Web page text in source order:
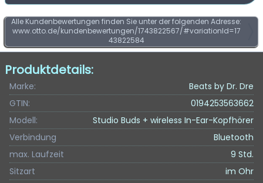
Alle Kundenbewertungen finden Sie unter der folgenden Adresse:
www.otto.de/kundenbewertungen/1743822567/#variationId=17
43822584
Produktdetails:
Marke:
Beats by Dr. Dre
GTIN:
0194253563662
Modell:
Studio Buds + wireless In-Ear-Kopfhörer
Verbindung
Bluetooth
max. Laufzeit
9 Std.
Sitzart
im Ohr